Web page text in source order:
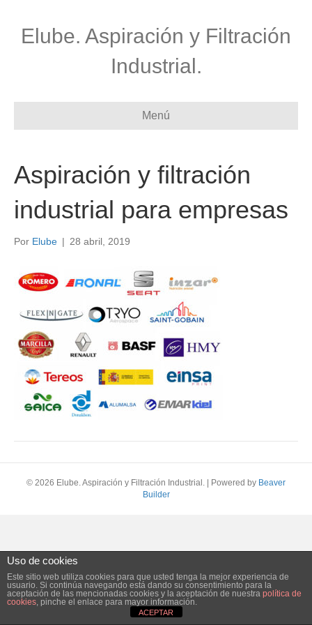
Elube. Aspiración y Filtración
Industrial.
Menú
Aspiración y filtración
industrial para empresas
Por Elube | 28 abril, 2019
© 2026 Elube. Aspiración y Filtración Industrial. Powered by Beaver
Builder
Uso de cookies
Este sitio web utiliza cookies para que usted tenga la mejor experiencia de
usuario. Si continúa navegando está dando su consentimiento para la
aceptación de las mencionadas cookies y la aceptación de nuestra política de
cookies, pinche el enlace para mayor información.
ACEPTAR